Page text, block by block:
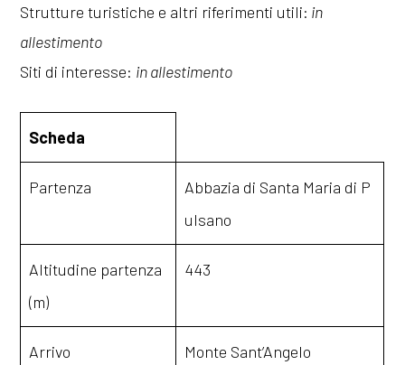
Strutture turistiche e altri riferimenti utili: in
allestimento
Siti di interesse: in allestimento
Scheda
Partenza
Abbazia di Santa Maria di P
ulsano
Altitudine partenza
(m)
443
Arrivo Monte Sant’Angelo